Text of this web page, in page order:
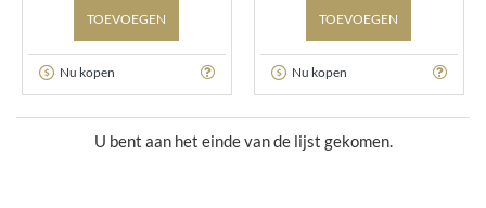
TOEVOEGEN
Nu kopen
TOEVOEGEN
Nu kopen
U bent aan het einde van de lijst gekomen.